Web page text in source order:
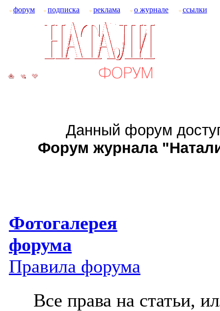
форум подписка реклама о журнале ссылки
Данный форум
Форум журнала
Фотогалерея
форума
Правила форума
Все права на статьи,